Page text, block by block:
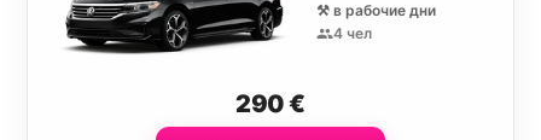
⚒️ в рабочие дни
4 чел
290€